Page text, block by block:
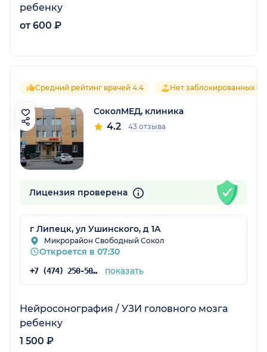
ребенку
от 600 ₽
Средний рейтинг врачей 4.4 Нет заблокированных
СоколМЕД, клиника
4.2 43 отзыва
Лицензия проверена
г Липецк, ул Ушинского, д 1А
Микрорайон Свободный Сокол
Откроется в 07:30
+7 (474) 250-50-03 показать
Нейросонография / УЗИ головного мозга
ребенку
1 500 ₽